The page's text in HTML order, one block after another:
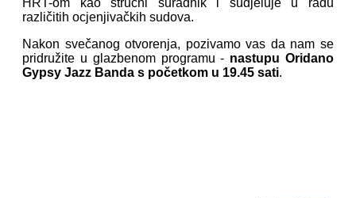
HRT-om kao stručni suradnik i sudjeluje u radu
različitih ocjenjivačkih sudova.
Nakon svečanog otvorenja, pozivamo vas da nam se
pridružite u glazbenom programu - nastupu Oridano
Gypsy Jazz Banda s početkom u 19.45 sati.